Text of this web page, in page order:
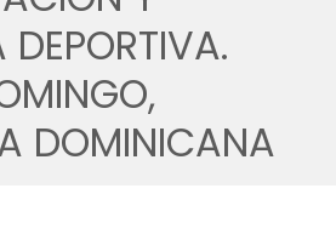
DOMINICANA